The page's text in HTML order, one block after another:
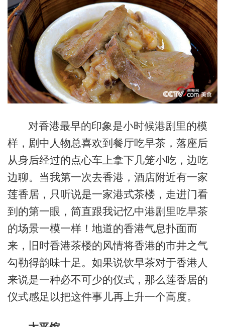
对香港最早的印象是小时候港剧里的模
样，剧中人物总喜欢到餐厅吃早茶，落座后
从身后经过的点心车上拿下几笼小吃，边吃
边聊。当我第一次去香港，酒店附近有一家
莲香居，只听说是一家港式茶楼，走进门看
到的第一眼，简直跟我记忆中港剧里吃早茶
的场景一模一样！地道的香港气息扑面而
来，旧时香港茶楼的风情将香港的市井之气
勾勒得韵味十足。如果说饮早茶对于香港人
来说是一种必不可少的仪式，那么莲香居的
仪式感足以把这件事儿再上升一个高度。